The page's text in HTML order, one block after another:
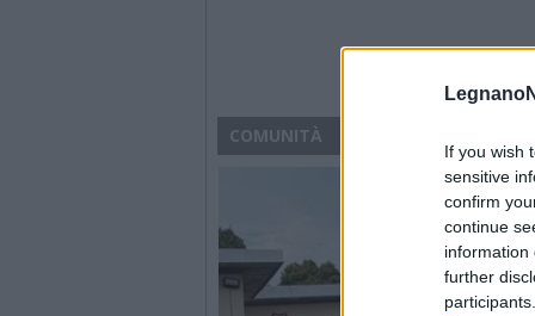
If you wish
sensitive
confirm
continue
information
further
COMUNITÀ